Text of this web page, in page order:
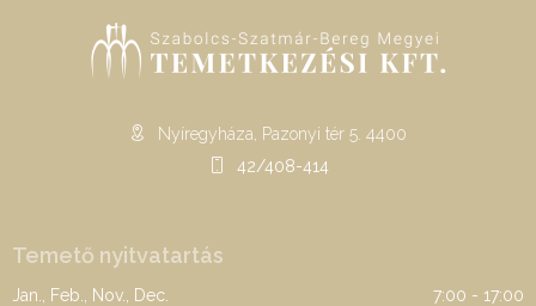
Nyíregyháza, Pazonyi tér 5. 4400
42/408-414
Temető nyitvatartás
Jan., Feb., Nov., Dec.
7:00 - 17:00